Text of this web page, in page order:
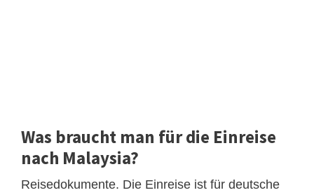
Was braucht man für die Einreise
nach Malaysia?
Reisedokumente. Die Einreise ist für deutsche